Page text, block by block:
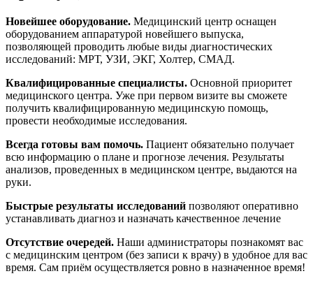
Новейшее оборудование. Медицинский центр оснащен
оборудованием аппаратурой новейшего выпуска,
позволяющей проводить любые виды диагностических
исследований: МРТ, УЗИ, ЭКГ, Холтер, СМАД.
Квалифицированные специалисты. Основной приоритет
медицинского центра. Уже при первом визите вы сможете
получить квалифицированную медицинскую помощь,
провести необходимые исследования.
Всегда готовы вам помочь. Пациент обязательно получает
всю информацию о плане и прогнозе лечения. Результаты
анализов, проведенных в медицинском центре, выдаются на
руки.
Быстрые результаты исследований позволяют оперативно
устанавливать диагноз и назначать качественное лечение
Отсутствие очередей. Наши администраторы познакомят вас
с медицинским центром (без записи к врачу) в удобное для вас
время. Сам приём осуществляется ровно в назначенное время!